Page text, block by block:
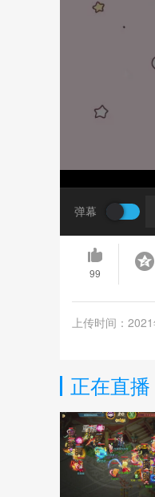
弹幕
99
上传时间：
正在直播